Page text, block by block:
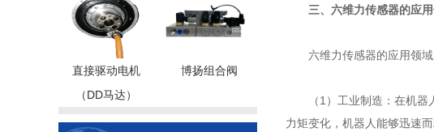
直接驱动电机
（DD马达）
博扬组合阀
三、六维力传感器的应
六维力传感器的应用领
（1）工业制造‌：在机
力矩变化，机器人能够迅速